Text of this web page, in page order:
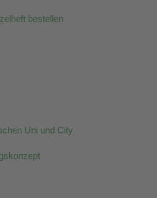
bestellen
Uni und City